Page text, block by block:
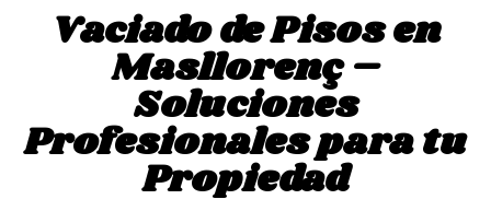
Vaciado de Pisos en
Masllorenç –
Soluciones
Profesionales para tu
Propiedad